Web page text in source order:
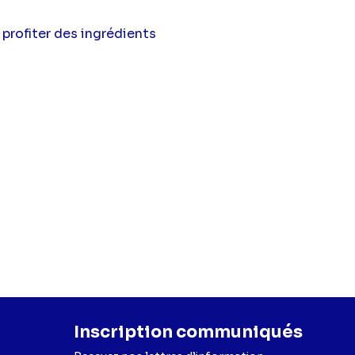
profiter des ingrédients
Inscription communiqués